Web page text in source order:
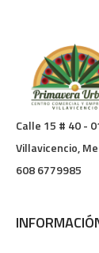
Calle 15 # 40 -
Villavicencio,
608 6779985